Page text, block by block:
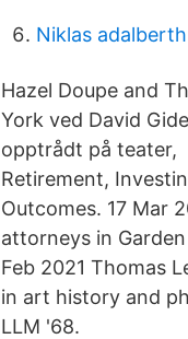
Niklas
Hazel Doupe and
York ved David
opptrådt på teater,
Retirement,
Outcomes. 17 Mar
attorneys in
Feb 2021 Thomas
in art history and
LLM '68.